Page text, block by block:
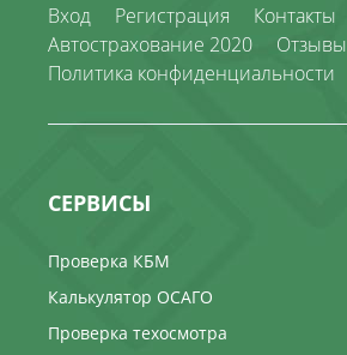
Вход Регистрация
Контакты
Автострахование 2020
Отзывы
Политика конфиденциальности
СЕРВИСЫ
Проверка КБМ
Калькулятор ОСАГО
Проверка техосмотра